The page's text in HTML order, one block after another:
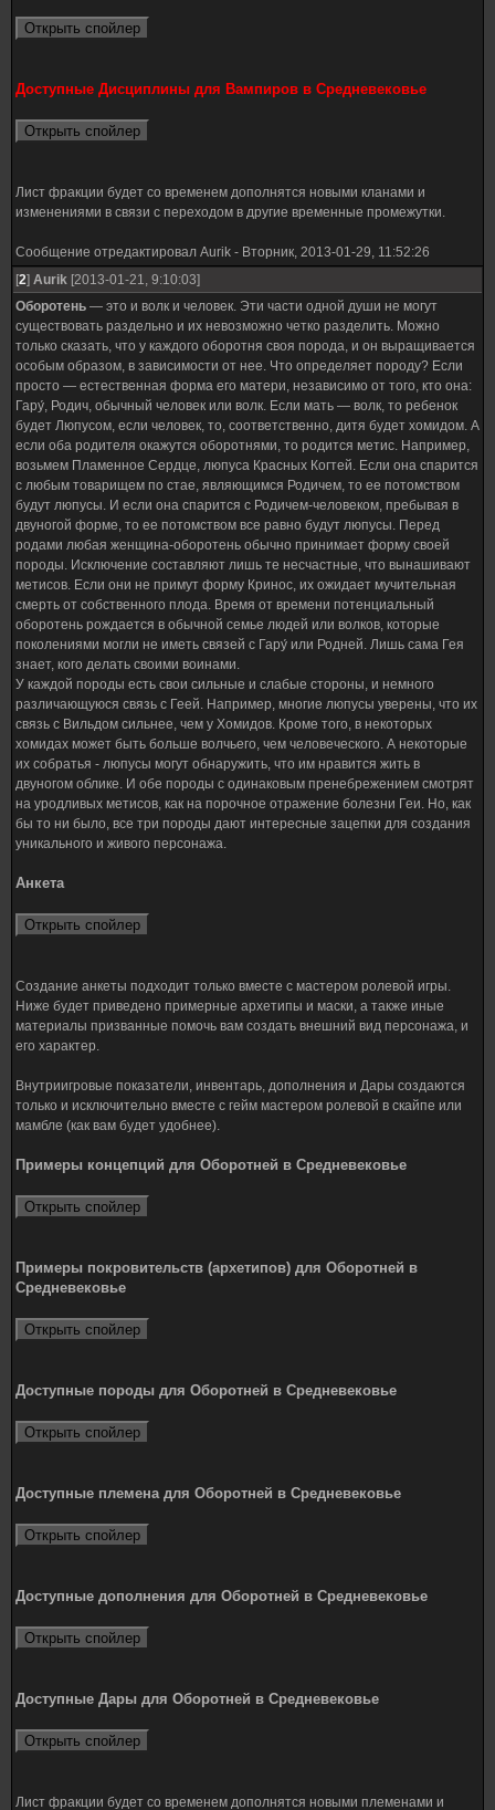
Доступные Дисциплины для Вампиров в Средневековье
Лист фракции будет со временем дополнятся новыми кланами и
изменениями в связи с переходом в другие временные промежутки.
Сообщение отредактировал Aurik - Вторник, 2013-01-29, 11:52:26
[2] Aurik [2013-01-21, 9:10:03]
Оборотень — это и волк и человек. Эти части одной души не могут
существовать раздельно и их невозможно четко разделить. Можно
только сказать, что у каждого оборотня своя порода, и он выращивается
особым образом, в зависимости от нее. Что определяет породу? Если
просто — естественная форма его матери, независимо от того, кто она:
Гару́, Родич, обычный человек или волк. Если мать — волк, то ребенок
будет Люпусом, если человек, то, соответственно, дитя будет хомидом. А
если оба родителя окажутся оборотнями, то родится метис. Например,
возьмем Пламенное Сердце, люпуса Красных Когтей. Если она спарится
с любым товарищем по стае, являющимся Родичем, то ее потомством
будут люпусы. И если она спарится с Родичем-человеком, пребывая в
двуногой форме, то ее потомством все равно будут люпусы. Перед
родами любая женщина-оборотень обычно принимает форму своей
породы. Исключение составляют лишь те несчастные, что вынашивают
метисов. Если они не примут форму Кринос, их ожидает мучительная
смерть от собственного плода. Время от времени потенциальный
оборотень рождается в обычной семье людей или волков, которые
поколениями могли не иметь связей с Гару́ или Родней. Лишь сама Гея
знает, кого делать своими воинами.
У каждой породы есть свои сильные и слабые стороны, и немного
различающуюся связь с Геей. Например, многие люпусы уверены, что их
связь с Вильдом сильнее, чем у Хомидов. Кроме того, в некоторых
хомидах может быть больше волчьего, чем человеческого. А некоторые
их собратья - люпусы могут обнаружить, что им нравится жить в
двуногом облике. И обе породы с одинаковым пренебрежением смотрят
на уродливых метисов, как на порочное отражение болезни Геи. Но, как
бы то ни было, все три породы дают интересные зацепки для создания
уникального и живого персонажа.
Анкета
Создание анкеты подходит только вместе с мастером ролевой игры.
Ниже будет приведено примерные архетипы и маски, а также иные
материалы призванные помочь вам создать внешний вид персонажа, и
его характер.
Внутриигровые показатели, инвентарь, дополнения и Дары создаются
только и исключительно вместе с гейм мастером ролевой в скайпе или
мамбле (как вам будет удобнее).
Примеры концепций для Оборотней в Средневековье
Примеры покровительств (архетипов) для Оборотней в
Средневековье
Доступные породы для Оборотней в Средневековье
Доступные племена для Оборотней в Средневековье
Доступные дополнения для Оборотней в Средневековье
Доступные Дары для Оборотней в Средневековье
Лист фракции будет со временем дополнятся новыми племенами и